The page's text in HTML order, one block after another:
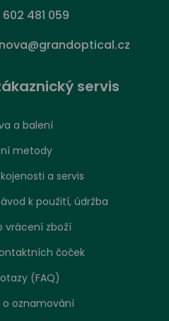
481 059
servis
a balení
metody
a servis
k použití, údržba
vrácení zboží
čoček
(FAQ)
oznamování